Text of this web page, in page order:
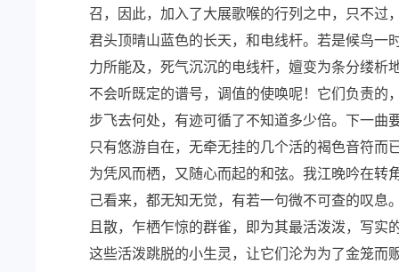
召，因此，加入了大展歌喉的行列之中，只不过
君头顶晴山蓝色的长天，和电线杆。若是候鸟一
力所能及，死气沉沉的电线杆，嬗变为条分缕析
不会听既定的谱号，调值的使唤呢！它们负责的
步飞去何处，有迹可循了不知道多少倍。下一曲
只有悠游自在，无牵无挂的几个活的褐色音符
为凭风而栖，又随心而起的和弦。我江晚吟在转
己看来，都无知无觉，有若一句微不可查的叹息
且散，乍栖乍惊的群雀，即为其最活泼泼，写
这些活泼跳脱的小生灵，让它们沦为为了金笼而